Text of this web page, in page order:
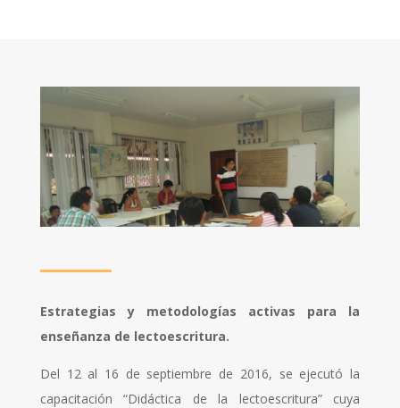
Estrategias y metodologías activas para la
enseñanza de lectoescritura.
Del 12 al 16 de septiembre de 2016, se ejecutó la
capacitación “Didáctica de la lectoescritura” cuya